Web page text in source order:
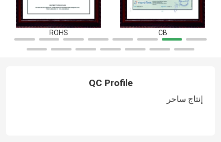
CB
ROHS
QC Profile
إنتاج ساحر